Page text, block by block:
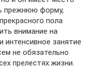
прежнюю форму,
пола
внимание на
занятие
не обязательно
прелестях жизни.